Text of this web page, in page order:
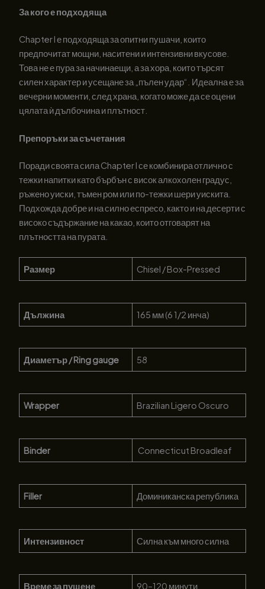
За кого е подходяща
Chapter I е подходяща за опитни пушачи, които
предпочитат мощни, наситени и интензивни вкусове.
Това не е пура за начинаещи, а за хора, които търсят
силен характер и усещане за „пълен удар“. Идеална е за
вечерни моменти, след храна, когато може да се оцени
цялата ѝ дълбочина и плътност.
Препоръки за съчетания
Поради своята сила Chapter I се комбинира отлично с
тежки напитки като бърбън с висок алкохолен градус,
ръжено уиски, тъмен ром или по-тежки шери уискита.
Подхожда добре и на силно еспресо, както и на десерти с
високо съдържание на какао, които отговарят на
плътността на пурата.
Размер Chisel / Box-Pressed
Дължина 165 мм (6 1/2 инча)
Диаметър / Ring gauge 58
Wrapper Brazilian Ligero Oscuro
Binder Connecticut Broadleaf
Filler Доминиканска република
Интензивност Силна към много силна
Време за пушене 90–120 минути